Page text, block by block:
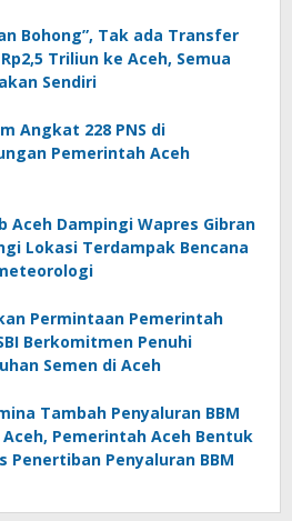
Bohong”, Tak ada Transfer
Triliun ke Aceh, Semua
Sendiri
Angkat 228 PNS di
Pemerintah Aceh
Aceh Dampingi Wapres Gibran
Lokasi Terdampak Bencana
Permintaan Pemerintah
Berkomitmen Penuhi
Semen di Aceh
Tambah Penyaluran BBM
Pemerintah Aceh Bentuk
Penertiban Penyaluran BBM